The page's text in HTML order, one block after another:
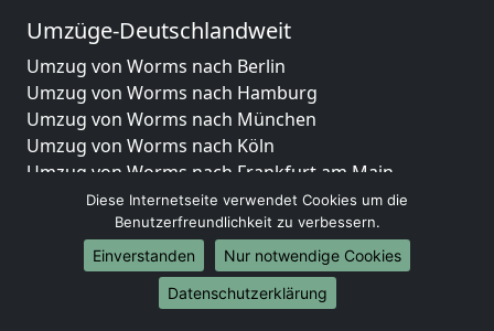
Umzüge-Deutschlandweit
Umzug von Worms nach Berlin
Umzug von Worms nach Hamburg
Umzug von Worms nach München
Umzug von Worms nach Köln
Umzug von Worms nach Frankfurt am Main
Umzug von Worms nach Stuttgart
Umzug von Worms nach Düsseldorf
Umzug von Worms nach Leipzig
Umzug von Worms nach Dortmund
Umzug von Worms nach Essen
Diese Internetseite verwendet Cookies um die
Benutzerfreundlichkeit zu verbessern.
Einverstanden
Nur notwendige Cookies
Datenschutzerklärung